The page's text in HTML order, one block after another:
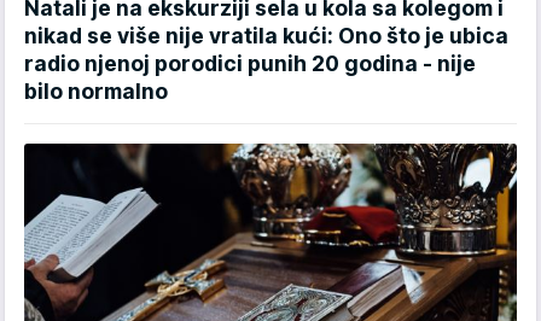
Natali je na ekskurziji sela u kola sa kolegom i
nikad se više nije vratila kući: Ono što je ubica
radio njenoj porodici punih 20 godina - nije
bilo normalno